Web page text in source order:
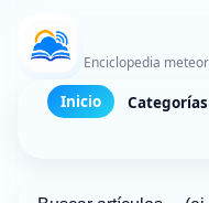
Enciclopedia
Inicio Categorías